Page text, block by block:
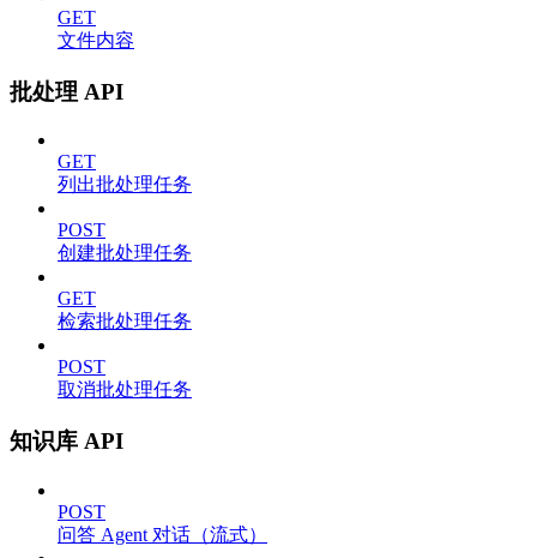
GET
文件内容
批处理 API
GET
列出批处理任务
POST
创建批处理任务
GET
检索批处理任务
POST
取消批处理任务
知识库 API
POST
问答 Agent 对话（流式）